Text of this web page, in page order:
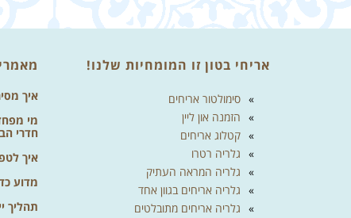
סימולטור אריחים
הזמנה און ליין
קטלוג אריחים
גלריה רטרו
גלריה המראה העתיק
גלריה אריחים בגוון אחד
איך
חדרי
איך
מדוע